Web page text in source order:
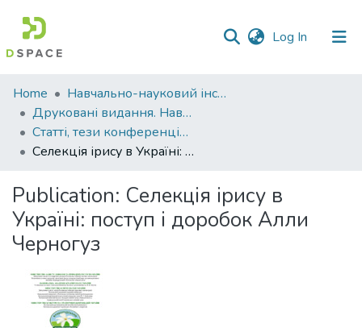
Log In (current)
Communities
&
Collections
All of DSpace
Statistics
Home
Навчально-науковий інститут агротехнологій, селекції та екології
Друковані видання. Навчально-науковий інститут агротехнологій, селекції та екології
Статті, тези конференцій. Навчально-науковий інститут агротехнологій, селекції та екології
Селекція ірису в Україні: поступ і доробок Алли Черногуз
Publication: Селекція ірису в
Україні: поступ і доробок Алли
Черногуз